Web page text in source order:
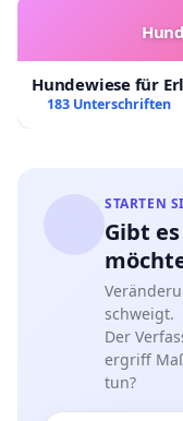
Hundewiese für
183 Unterschriften
STARTEN
Gibt
schweigt.
Der
ergriff
tun?